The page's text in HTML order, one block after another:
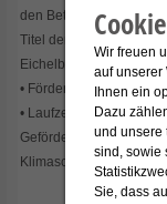
den Betrieb der
Titel der Maßnahme:
Eichelbuck"
• Förderkennzeichen:
• Laufzeit der
Gefördert wurde die
Klimaschutz aufgrund
Wir freuen
auf unserer
Ihnen ein
Dazu
und unsere
sind, sowie
Sie, dass